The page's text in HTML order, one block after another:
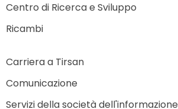
Centro di Ricerca e Sviluppo
Ricambi
Carriera a Tirsan
Comunicazione
Servizi della società dell'informazione